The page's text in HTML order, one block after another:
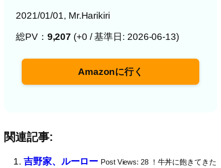
2021/01/01, Mr.Harikiri
総PV： 9,207 (+0 / 基準日: 2026-06-13)
Amazonに行く
関連記事:
吉野家、ルーロー Post Views: 28 ！牛丼に飽きてきた